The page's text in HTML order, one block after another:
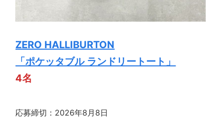
ZERO HALLIBURTON
「ポケッタブル ランドリートート」
4名
応募締切：2026年8月8日